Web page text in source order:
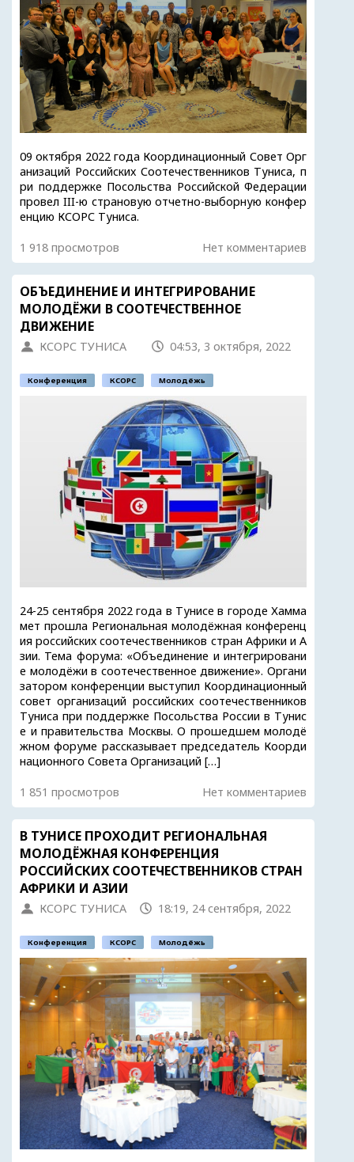
09 октября 2022 года Координационный Совет Орг
анизаций Российских Соотечественников Туниса, п
ри поддержке Посольства Российской Федерации
провел III-ю страновую отчетно-выборную конфер
енцию КСОРС Туниса.
1 918 просмотров Нет комментариев
ОБЪЕДИНЕНИЕ И ИНТЕГРИРОВАНИЕ
МОЛОДЁЖИ В СООТЕЧЕСТВЕННОЕ
ДВИЖЕНИЕ
КСОРС ТУНИСА 04:53, 3 октября, 2022
Конференция КСОРС Молодёжь
24-25 сентября 2022 года в Тунисе в городе Хамма
мет прошла Региональная молодёжная конференц
ия российских соотечественников стран Африки и А
зии. Тема форума: «Объединение и интегрировани
е молодёжи в соотечественное движение». Органи
затором конференции выступил Координационный
совет организаций российских соотечественников
Туниса при поддержке Посольства России в Тунис
е и правительства Москвы. О прошедшем молодё
жном форуме рассказывает председатель Коорди
национного Совета Организаций […]
1 851 просмотров Нет комментариев
В ТУНИСЕ ПРОХОДИТ РЕГИОНАЛЬНАЯ
МОЛОДЁЖНАЯ КОНФЕРЕНЦИЯ
РОССИЙСКИХ СООТЕЧЕСТВЕННИКОВ СТРАН
АФРИКИ И АЗИИ
КСОРС ТУНИСА 18:19, 24 сентября, 2022
Конференция КСОРС Молодёжь